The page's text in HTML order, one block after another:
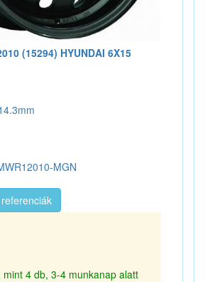
(15294) HYUNDAI 6X15
MGN
mint 4 db, 3-4 munkanap alatt